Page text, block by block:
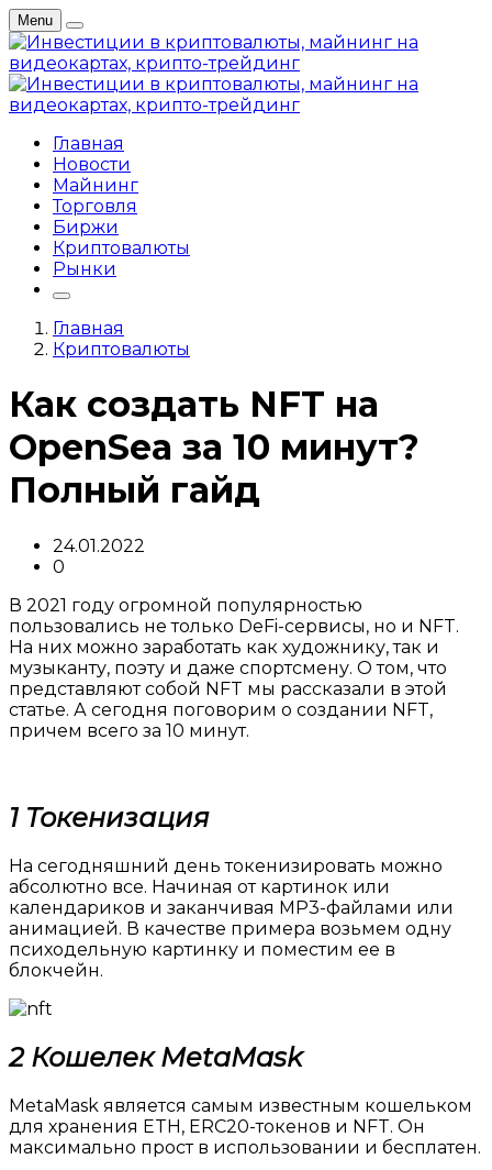
Menu
Главная
Новости
Майнинг
Торговля
Биржи
Криптовалюты
Рынки
Главная
Криптовалюты
Как создать NFT на
OpenSea за 10 минут?
Полный гайд
24.01.2022
0
В 2021 году огромной популярностью
пользовались не только DeFi-сервисы, но и NFT.
На них можно заработать как художнику, так и
музыканту, поэту и даже спортсмену. О том, что
представляют собой NFT мы рассказали в этой
статье. А сегодня поговорим о создании NFT,
причем всего за 10 минут.
1 Токенизация
На сегодняшний день токенизировать можно
абсолютно все. Начиная от картинок или
календариков и заканчивая MP3-файлами или
анимацией. В качестве примера возьмем одну
психодельную картинку и поместим ее в
блокчейн.
2 Кошелек MetaMask
MetaMask является самым известным кошельком
для хранения ETH, ERC20-токенов и NFT. Он
максимально прост в использовании и бесплатен.